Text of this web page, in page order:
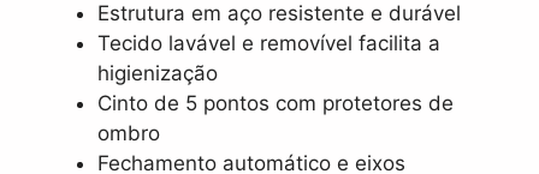
Estrutura em aço resistente e durável
Tecido lavável e removível facilita a
higienização
Cinto de 5 pontos com protetores de
ombro
Fechamento automático e eixos